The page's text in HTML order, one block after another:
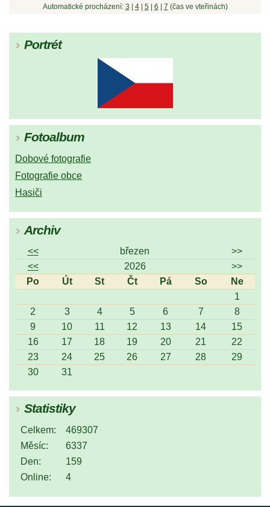
Automatické procházení: 3 | 4| 5| 6 | 7 (čas ve vteřinách)
Portrét
Fotoalbum
Dobové fotografie
Fotografie obce
Hasiči
Archiv
<< březen
>>
<<
2026
>>
Po
Út St Čt Pá So
Ne
1
2
3 4 5 6 7
8
9
10 11 12 13 14
15
16
17 18 19 20 21
22
23
24 25 26 27 28
29
30
31
Statistiky
Online: 4
Celkem:
469307
Měsíc:
6337
Den:
159